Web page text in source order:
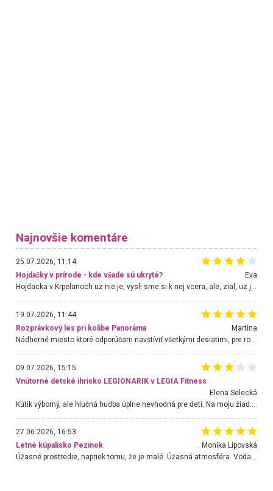
Najnovšie komentáre
25.07.2026, 11:14
Hojdačky v prírode - kde všade sú ukryté?
Eva
Hojdacka v Krpelanoch uz nie je, vysli sme si k nej vcera, ale, zial, uz je znicena. Ak sem planujete cestu len kvoli hojdacke, mozete si ju usetrit. Krasny vyhlad je tu vsak aj bez hojdacky :-)
19.07.2026, 11:44
Rozprávkový les pri kolibe Panoráma
Martina
Nádherné miesto ktoré odporúčam navštíviť všetkými desiatimi, pre rodiny s deťmi, dôchodcom... Proste a jednoducho ozaj rozprávkový les.. určite ešte prídeme. Odniesli sme si na pamiatku krásne tričká,
09.07.2026, 15:15
Vnútorné detské ihrisko LEGIONARIK v LEGIA Fitness
Elena Selecká
27.06.2026, 16:53
Letné kúpalisko Pezinok
. Monika Lipovská
Úžasné prostredie, napriek tomu, že je malé. Úžasná atmosféra. Voda fantastická a nádherná. Ľudí je pomerne veľa, ale su mili a ohľaduplní. Je veľmi zaujímavé sledovať, ako dokážu spolu športovať cudzí ľudia a bez ohľadu na vek. Vládne tu pohoda. Vnuka neviem dostať z vody. Ďakujem za krásny deň . Urcite sa sem vrátim. Jediný problém je s parkovaním, ale aj ten sa mi podarilo vyriešiť. Monika Bratislava